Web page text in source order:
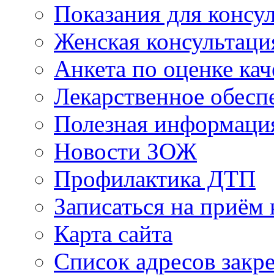
Показания для
Женская
Анкета по оценке
Лекарственное
Полезная
Новости ЗОЖ
Профилактика ДТП
Записаться на приём
Карта сайта
Список адресов